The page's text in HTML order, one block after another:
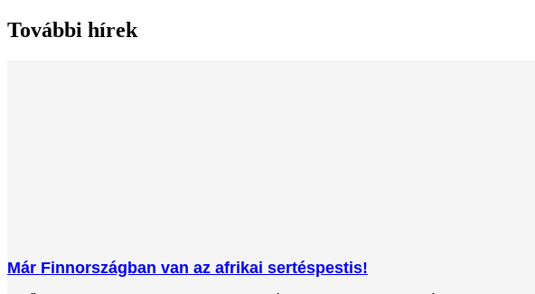
További hírek
Már Finnországban van az afrikai sertéspestis!